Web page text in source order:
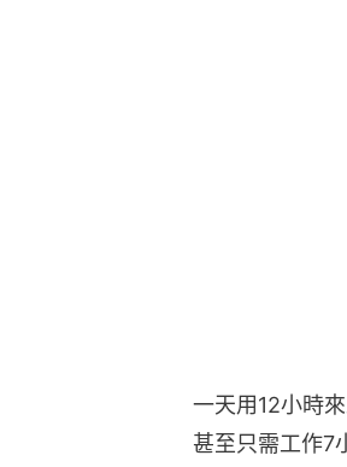
一天用12小時
甚至只需工作7